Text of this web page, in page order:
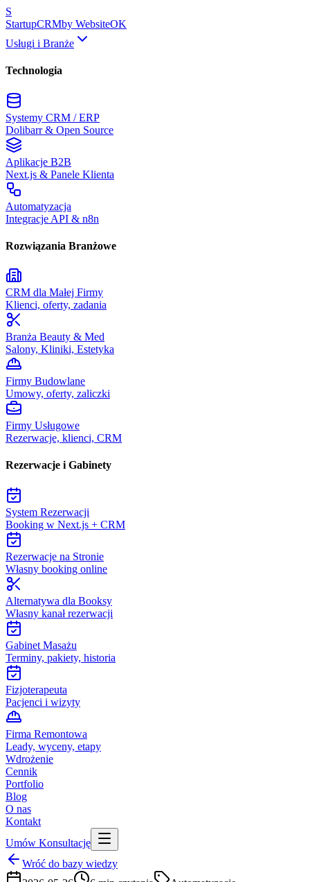
S
StartupCRMby WebsiteOK
Usługi i Branże
Technologia
Systemy CRM / ERP
Dolibarr & Open Source
Aplikacje B2B
Next.js & Panele Klienta
Automatyzacja
Integracje API & n8n
Rozwiązania Branżowe
CRM dla Małej Firmy
Klienci, oferty, zadania
Branża Beauty & Med
Salony, Kliniki, Estetyka
Firmy Budowlane
Umowy, oferty, zaliczki
Firmy Usługowe
Rezerwacje, klienci, CRM
Rezerwacje i Gabinety
System Rezerwacji
Booking w Next.js + CRM
Rezerwacje na Stronie
Własny booking online
Alternatywa dla Booksy
Własny kanał rezerwacji
Gabinet Masażu
Terminy, pakiety, historia
Fizjoterapeuta
Pacjenci i wizyty
Firma Remontowa
Leady, wyceny, etapy
Wdrożenie
Cennik
Portfolio
Blog
O nas
Kontakt
Umów Konsultację
Wróć do bazy wiedzy